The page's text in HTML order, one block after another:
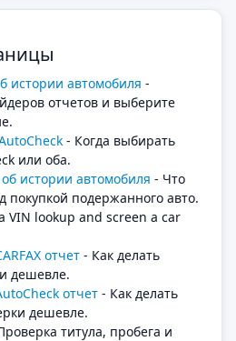
истории автомобиля -
отчетов и выберите
- Когда выбирать
или оба.
истории автомобиля - Что
покупкой подержанного авто.
VIN lookup and screen a car
отчет - Как делать
дешевле.
отчет - Как делать
дешевле.
титула, пробега и